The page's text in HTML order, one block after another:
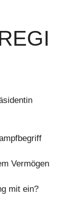
Vermögen
mit ein?